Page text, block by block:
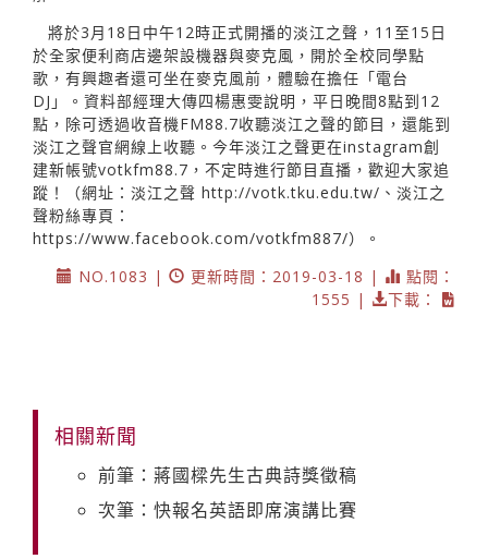
將於3月18日中午12時正式開播的淡江之聲，11至15日
於全家便利商店邊架設機器與麥克風，開於全校同學點
歌，有興趣者還可坐在麥克風前，體驗在擔任「電台
DJ」。資料部經理大傳四楊惠雯說明，平日晚間8點到12
點，除可透過收音機FM88.7收聽淡江之聲的節目，還能到
淡江之聲官網線上收聽。今年淡江之聲更在instagram創
建新帳號votkfm88.7，不定時進行節目直播，歡迎大家追
蹤！（網址：淡江之聲 http://votk.tku.edu.tw/、淡江之
聲粉絲專頁：
https://www.facebook.com/votkfm887/）。
NO.1083 |
更新時間：2019-03-18 |
點閱：
1555 |
下載：
相關新聞
前筆：蔣國樑先生古典詩獎徵稿
次筆：快報名英語即席演講比賽